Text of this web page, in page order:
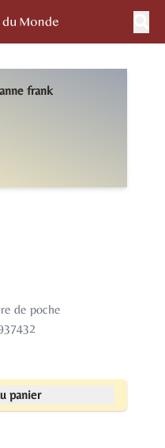
de poche
panier